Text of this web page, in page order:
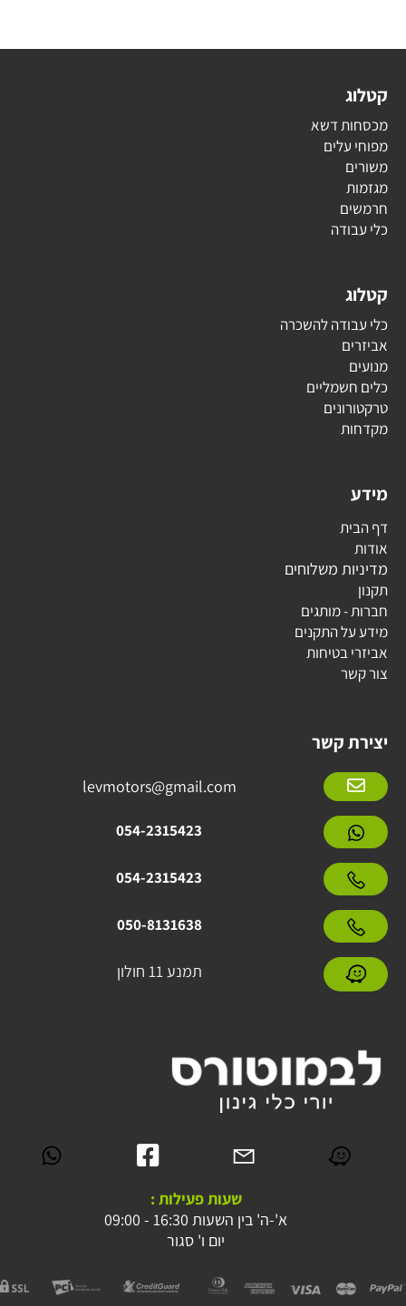
קטלוג
מכסחות דשא
מפוחי עלים
משורים
מגזמות
חרמשים
כלי עבודה
קטלוג
כלי עבודה להשכרה
אביזרים
מנועים
כלים חשמליים
טרקטורונים
מקדחות
מידע
דף הבית
אודות
מדיניות משלוחים
תקנון
חברות - מותגים
מידע על התקנים
אביזרי בטיחות
צור קשר
יצירת קשר
levmotors@gmail.com
054-2315423
054-2315423
050-8131638
תמנע 11 חולון
שעות פעילות :
א'-ה' בין השעות 16:30 - 09:00
יום ו' סגור